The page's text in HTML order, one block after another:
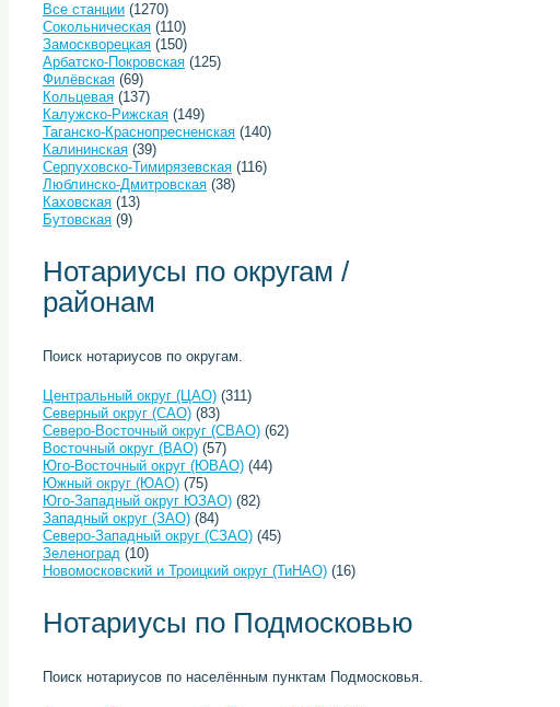
Все станции (1270)
Сокольническая (110)
Замоскворецкая (150)
Арбатско-Покровская (125)
Филёвская (69)
Кольцевая (137)
Калужско-Рижская (149)
Таганско-Краснопресненская (140)
Калининская (39)
Серпуховско-Тимирязевская (116)
Люблинско-Дмитровская (38)
Каховская (13)
Бутовская (9)
Нотариусы по округам /
районам
Поиск нотариусов по округам.
Центральный округ (ЦАО) (311)
Северный округ (САО) (83)
Северо-Восточный округ (СВАО) (62)
Восточный округ (ВАО) (57)
Юго-Восточный округ (ЮВАО) (44)
Южный округ (ЮАО) (75)
Юго-Западный округ ЮЗАО) (82)
Западный округ (ЗАО) (84)
Северо-Западный округ (СЗАО) (45)
Зеленоград (10)
Новомосковский и Троицкий округ (ТиНАО) (16)
Нотариусы по Подмосковью
Поиск нотариусов по населённым пунктам Подмосковья.